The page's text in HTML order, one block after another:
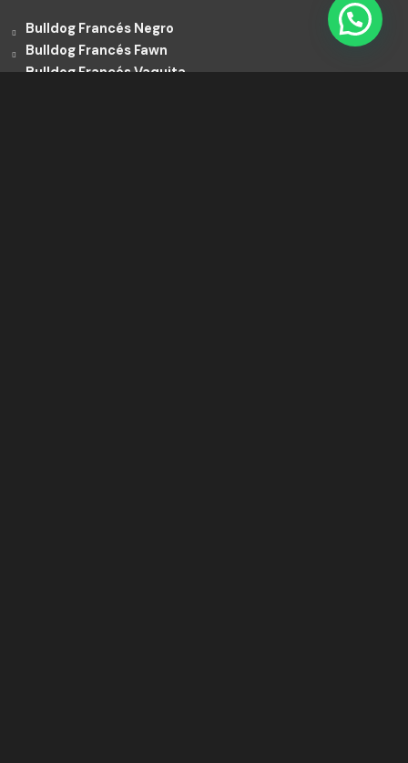
Bulldog Francés Negro
Bulldog Francés Fawn
Bulldog Francés Vaquita